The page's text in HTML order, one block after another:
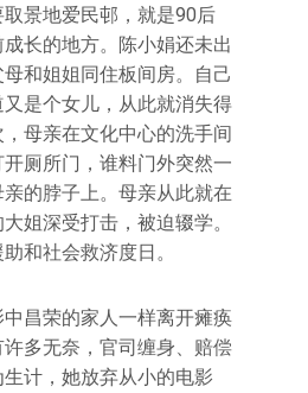
取景地爱民邨，就是90后
长的地方。陈小娟还未出
和姐姐同住板间房。自己
是个女儿，从此就消失得
母亲在文化中心的洗手间
厕所门，谁料门外突然一
的脖子上。母亲从此就在
姐深受打击，被迫辍学。
和社会救济度日。
昌荣的家人一样离开瘫痪
多无奈，官司缠身、赔偿
计，她放弃从小的电影